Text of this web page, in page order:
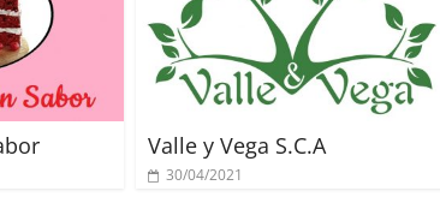
Valle y Vega S.C.A
30/04/2021